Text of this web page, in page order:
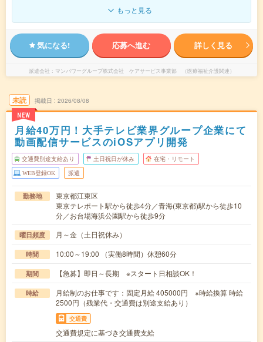
もっと見る
気になる! 応募へ進む 詳しく見る
派遣会社 マンパワーグループ株式会社 ケアサービス事業部 （医療福祉介護関連）
未読
NEW
掲載日 2026/08/08
月給40万円！大手テレビ業界グループ企業にて
動画配信サービスのiOSアプリ開発
交通費別途支給あり 土日祝日が休み 在宅・リモート
WEB登録OK 派遣
勤務地
東京都江東区
東京テレポート駅から徒歩4分／青海(東京都)駅から徒歩10
分／お台場海浜公園駅から徒歩9分
曜日頻度 月～金（土日祝休み）
時間 10:00～19:00 （実働8時間）休憩60分
期間 【急募】即日～長期 ※スタート日相談OK！
時給
月給制のお仕事です：固定月給 405000円 ※時給換算 時給
2500円（残業代・交通費は別途支給あり）
交通費
交通費規定に基づき交通費支給